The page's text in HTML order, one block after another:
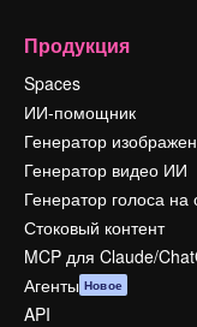
Продукция
Spaces
ИИ-помощник
Генератор
Генератор видео ИИ
Генератор голоса
Стоковый контент
MCP для Claude/
Агенты Новое
API